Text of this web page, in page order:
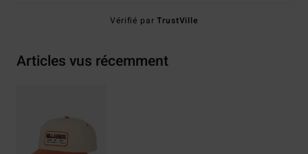
Vérifié parTrustVille
Articles vus récemment